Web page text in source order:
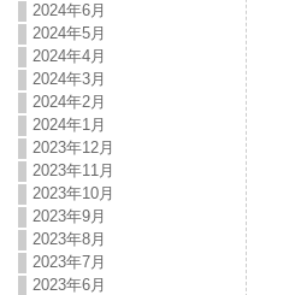
2024年6月
2024年5月
2024年4月
2024年3月
2024年2月
2024年1月
2023年12月
2023年11月
2023年10月
2023年9月
2023年8月
2023年7月
2023年6月